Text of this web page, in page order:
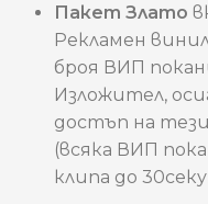
Пакет Злато
Рекламен
броя ВИП
Изложител,
достъп на
(всяка ВИП
клипа до